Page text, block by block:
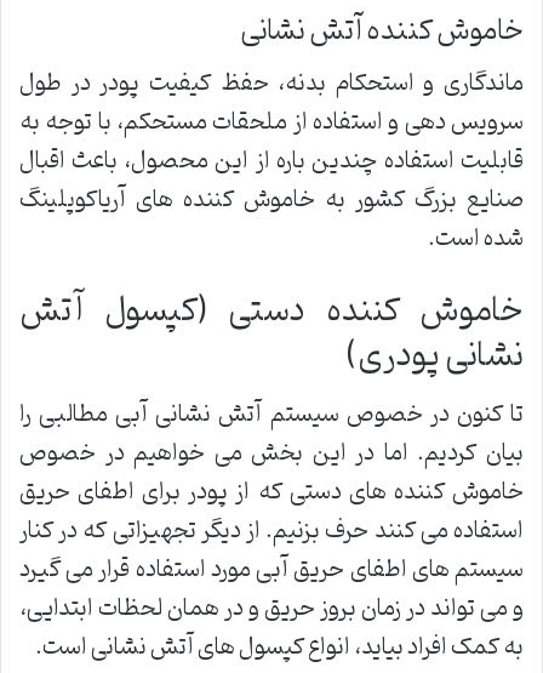
خاموش کننده آتش نشانی
ماندگاری و استحکام بدنه، حفظ کیفیت پودر در طول
سرویس دهی و استفاده از ملحقات مستحکم، با توجه به
قابلیت استفاده چندین باره از این محصول، باعث اقبال
صنایع بزرگ کشور به خاموش کننده های آریاکوپلینگ
شده است.
خاموش کننده دستی (کپسول آتش
نشانی پودری)
تا کنون در خصوص سیستم آتش نشانی آبی مطالبی را
بیان کردیم. اما در این بخش می خواهیم در خصوص
خاموش کننده های دستی که از پودر برای اطفای حریق
استفاده می کنند حرف بزنیم. از دیگر تجهیزاتی که در کنار
سیستم های اطفای حریق آبی مورد استفاده قرار می گیرد
و می تواند در زمان بروز حریق و در همان لحظات ابتدایی،
به کمک افراد بیاید، انواع کپسول های آتش نشانی است.